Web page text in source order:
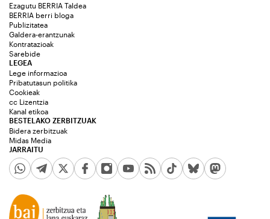
Ezagutu BERRIA Taldea
BERRIA berri bloga
Publizitatea
Galdera-erantzunak
Kontratazioak
Sarebide
JARRAITU
LEGEA
Lege informazioa
Pribatutasun politika
Cookieak
cc Lizentzia
Kanal etikoa
BESTELAKO ZERBITZUAK
Bidera zerbitzuak
Midas Media